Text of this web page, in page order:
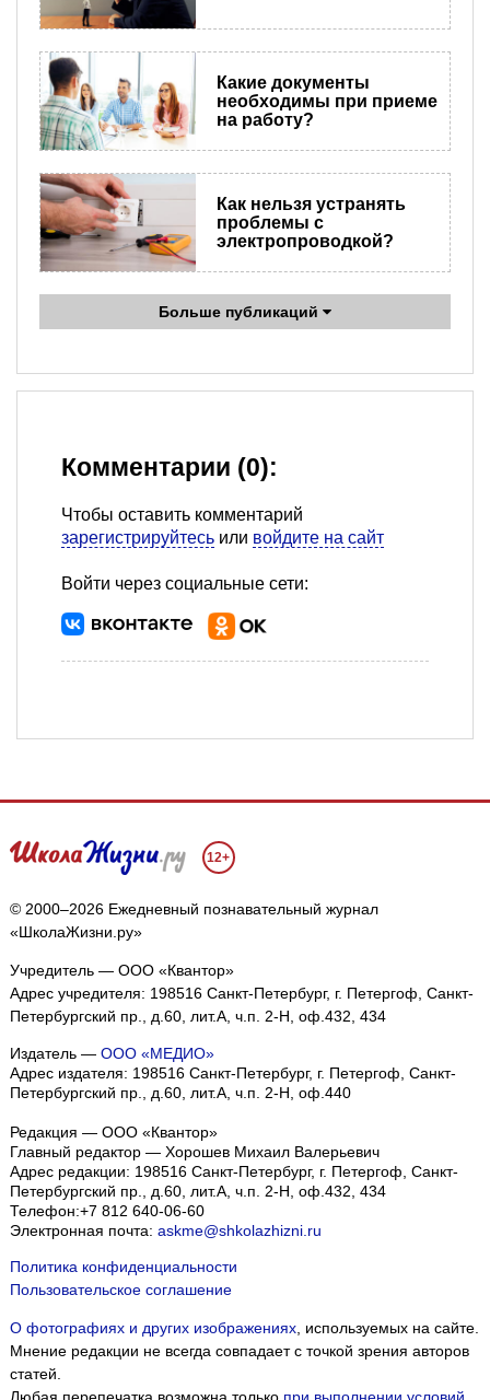
Какие документы
необходимы при приеме
на работу?
Как нельзя устранять
проблемы с
электропроводкой?
Больше публикаций
Комментарии (0):
Чтобы оставить комментарий
зарегистрируйтесь или войдите на сайт
Войти через социальные сети:
12+
© 2000–2026 Ежедневный познавательный журнал
«ШколаЖизни.ру»
Учредитель — ООО «Квантор»
Адрес учредителя: 198516 Санкт-Петербург, г. Петергоф, Санкт-
Петербургский пр., д.60, лит.А, ч.п. 2-Н, оф.432, 434
Издатель — ООО «МЕДИО»
Адрес издателя: 198516 Санкт-Петербург, г. Петергоф, Санкт-
Петербургский пр., д.60, лит.А, ч.п. 2-Н, оф.440
Редакция — ООО «Квантор»
Главный редактор — Хорошев Михаил Валерьевич
Адрес редакции: 198516 Санкт-Петербург, г. Петергоф Санкт-
Петербургский пр., д.60, лит.А, ч.п. 2-Н, оф.432, 434
Телефон:+7 812 640-06-60
Электронная почта: askme@shkolazhizni.ru
Политика конфиденциальности
Пользовательское соглашение
О фотографиях и других изображениях, используемых на сайте.
Мнение редакции не всегда совпадает с точкой зрения авторов
статей.
Любая перепечатка возможна только при выполнении условий